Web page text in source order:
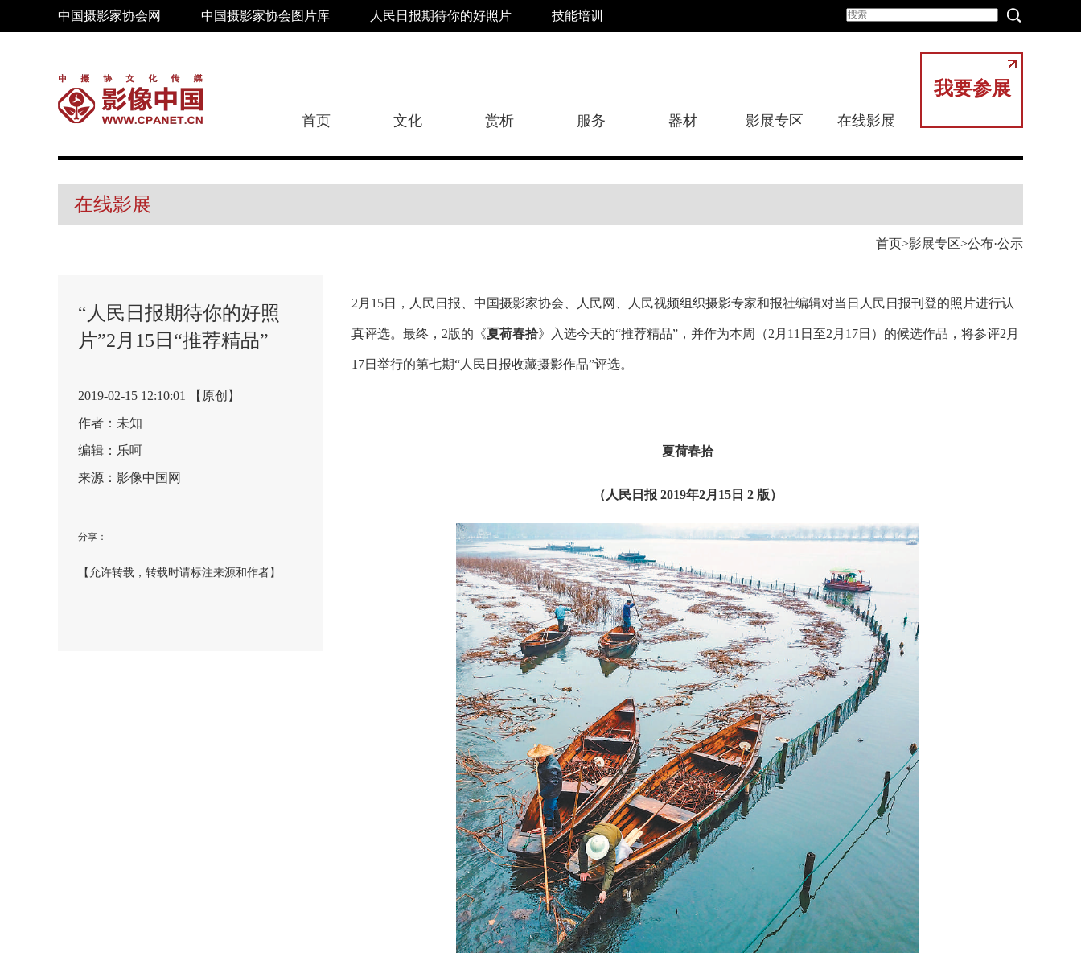
中国摄影家协会网 中国摄影家协会图片库 人民日报期待你的好照片 技能培训
我要参展
首页 文化 赏析 服务 器材 影展专区 在线影展
在线影展
首页 影展专区 公布·公示
“人民日报期待你的好照
片”2月15日“推荐精品”
2019-02-15 12:10:01 【原创】
作者：未知
编辑：乐呵
来源：影像中国网
分享：
【允许转载，转载时请标注来源和作者】
2月15日，人民日报、中国摄影家协会、人民网、人民视频组织摄影专家和报社编辑对当日人民日报刊登的照片进行认
真评选。最终，2版的《夏荷春拾》入选今天的“推荐精品”，并作为本周（2月11日至2月17日）的候选作品，将参评2月
17日举行的第七期“人民日报收藏摄影作品”评选。
夏荷春拾
（人民日报 2019年2月15日 2 版）